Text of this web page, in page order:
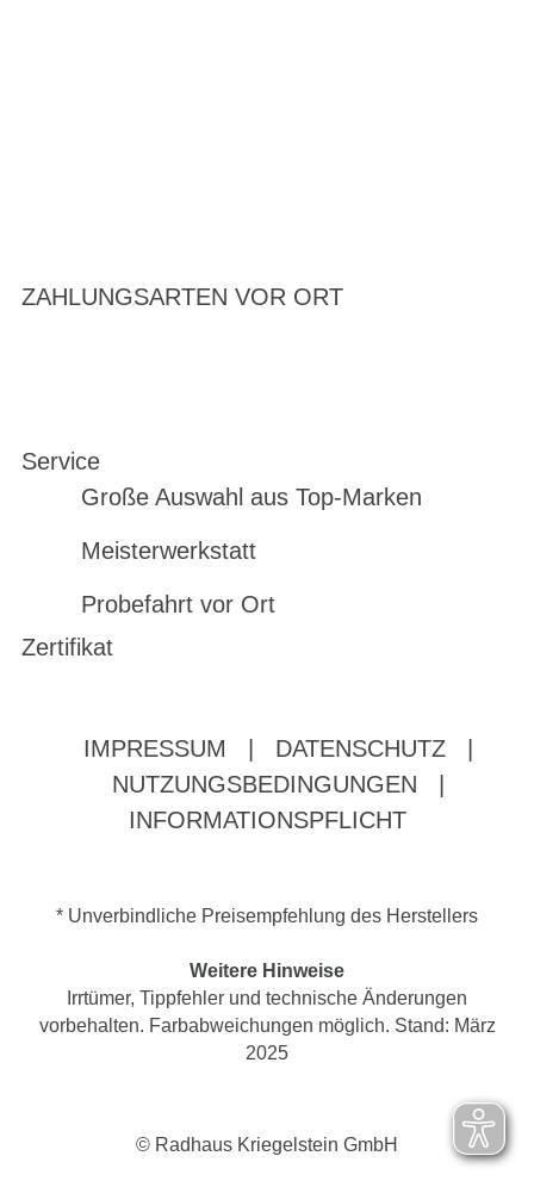
ZAHLUNGSARTEN VOR ORT
Service
Große Auswahl aus Top-Marken
Meisterwerkstatt
Probefahrt vor Ort
Zertifikat
IMPRESSUM DATENSCHUTZ
NUTZUNGSBEDINGUNGEN
INFORMATIONSPFLICHT
* Unverbindliche Preisempfehlung des Herstellers
Weitere Hinweise
Irrtümer, Tippfehler und technische Änderungen
vorbehalten. Farbabweichungen möglich. Stand: März
2025
© Radhaus Kriegelstein GmbH